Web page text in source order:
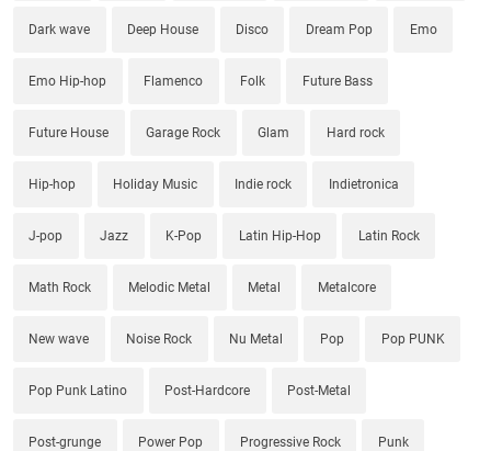
Dark wave Deep House Disco Dream Pop Emo
Emo Hip-hop Flamenco Folk Future Bass
Future House Garage Rock Glam Hard rock
Hip-hop Holiday Music Indie rock Indietronica
J-pop Jazz K-Pop Latin Hip-Hop Latin Rock
Math Rock Melodic Metal Metal Metalcore
New wave Noise Rock Nu Metal Pop Pop PUNK
Pop Punk Latino Post-Hardcore Post-Metal
Post-grunge Power Pop Progressive Rock Punk